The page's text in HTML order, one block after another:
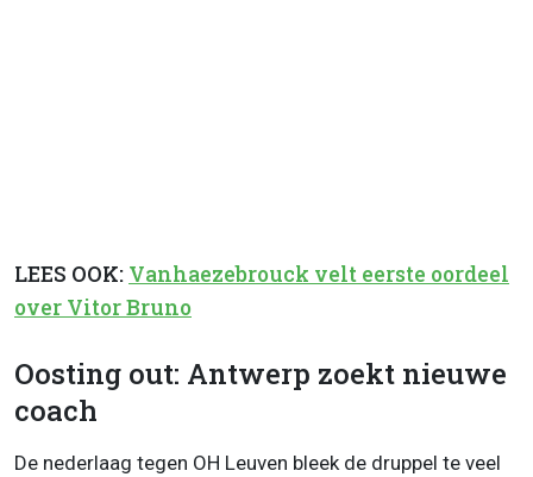
LEES OOK: Vanhaezebrouck velt eerste oordeel
over Vitor Bruno
Oosting out: Antwerp zoekt nieuwe
coach
De nederlaag tegen OH Leuven bleek de druppel te veel